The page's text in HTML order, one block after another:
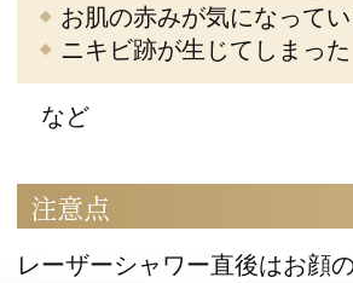
お肌の赤みが気になって
ニキビ跡が生じてしまった
など
注意点
レーザーシャワー直後はお顔